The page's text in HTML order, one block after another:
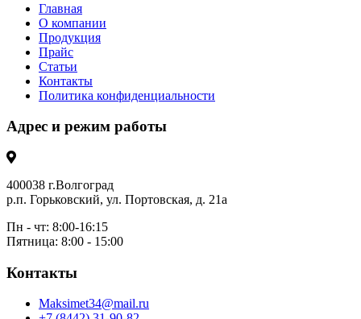
Главная
О компании
Продукция
Прайс
Статьи
Контакты
Политика конфиденциальности
Адрес и режим работы
400038 г.Волгоград
р.п. Горьковский, ул. Портовская, д. 21а
Пн - чт: 8:00-16:15
Пятница: 8:00 - 15:00
Контакты
Maksimet34@mail.ru